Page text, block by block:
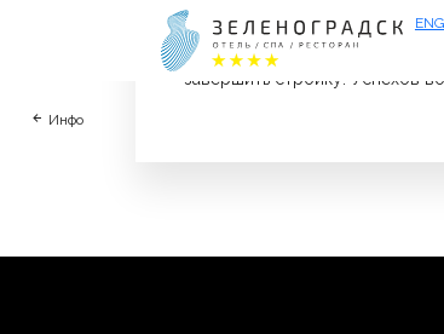
ENG
Инфо
Замечательный номер!
завершить стройку. Успехов